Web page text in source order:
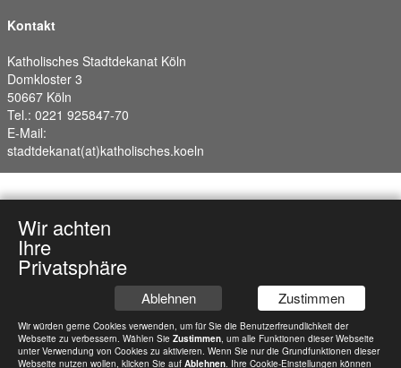
Kontakt
Katholisches Stadtdekanat Köln
Domkloster 3
50667 Köln
Tel.: 0221 925847-70
E-Mail:
stadtdekanat(at)katholisches.koeln
Wir achten
Ihre
Privatsphäre
Ablehnen Zustimmen
Wir würden gerne Cookies verwenden, um für Sie die Benutzerfreundlichkeit der
Webseite zu verbessern. Wählen Sie Zustimmen, um alle Funktionen dieser Webseite
unter Verwendung von Cookies zu aktivieren. Wenn Sie nur die Grundfunktionen dieser
Webseite nutzen wollen, klicken Sie auf Ablehnen. Ihre Cookie-Einstellungen können